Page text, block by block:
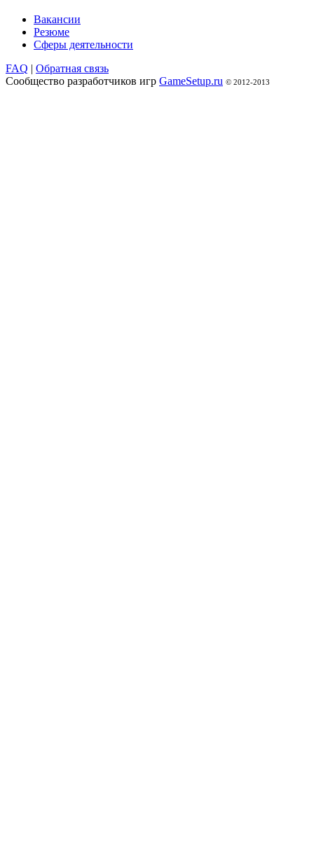
Вакансии
Резюме
Сферы деятельности
FAQ | Обратная связь
Сообщество разработчиков игр GameSetup.ru © 2012-2013